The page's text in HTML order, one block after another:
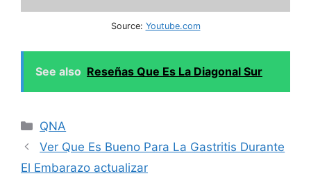
Source: Youtube.com
See also Reseñas Que Es La Diagonal Sur
Categories
QNA
Ver Que Es Bueno Para La Gastritis Durante
El Embarazo actualizar